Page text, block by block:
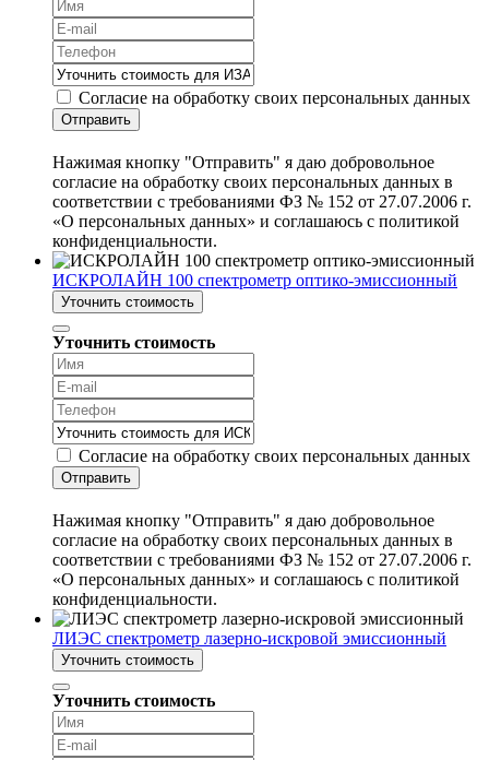
Согласие на обработку своих персональных данных
Отправить
Нажимая кнопку "Отправить" я даю добровольное
согласие на обработку своих персональных данных в
соответствии с требованиями ФЗ № 152 от 27.07.2006 г.
«О персональных данных» и соглашаюсь с политикой
конфиденциальности.
ИСКРОЛАЙН 100 спектрометр оптико-эмиссионный
Уточнить стоимость
Уточнить стоимость
Согласие на обработку своих персональных данных
Отправить
Нажимая кнопку "Отправить" я даю добровольное
согласие на обработку своих персональных данных в
соответствии с требованиями ФЗ № 152 от 27.07.2006 г.
«О персональных данных» и соглашаюсь с политикой
конфиденциальности.
ЛИЭС спектрометр лазерно-искровой эмиссионный
Уточнить стоимость
Уточнить стоимость